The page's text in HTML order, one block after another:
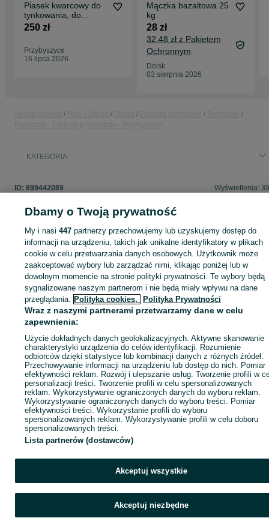
Piasek kwarcowy do
tynkowania, do
trawników, do fug
250 zł
Przybyszyce
16 lipca 2026
Mączka bazaltowa 25
kg
28 zł
32,48 zł z Pakietem
Ochronnym
Dolsk
03 sierpnia 2026
KATEGORIA
ID: 899442089 Wyświetlenia:
Zaloguj się lub załóż konto na OLX, aby skontaktować się z
sprzedającym
Zaloguj się / Załóż konto
Zadzwoń / SMS
Dbamy o Twoją prywatność
My i nasi447 partnerzy przechowujemy lub uzyskujemy dostęp do
informacji na urządzeniu, takich jak unikalne identyfikatory w plikach
cookie w celu przetwarzania danych osobowych. Użytkownik może
zaakceptować wybory lub zarządzać nimi, klikając poniżej lub w
dowolnym momencie na stronie polityki prywatności. Te wybory będą
sygnalizowane naszym partnerom i nie będą miały wpływu na dane
przeglądania. Polityka cookies, Polityka Prywatności
Wraz z naszymi partnerami przetwarzamy dane w celu
zapewnienia:
Użycie dokładnych danych geolokalizacyjnych. Aktywne skanowanie
charakterystyki urządzenia do celów identyfikacji. Rozumienie
odbiorców dzięki statystyce lub kombinacji danych z różnych źródeł.
Przechowywanie informacji na urządzeniu lub dostęp do nich. Pomiar
efektywności reklam. Rozwój i ulepszanie usług. Tworzenie profili w
personalizacji treści. Tworzenie profili w celu spersonalizowanych
reklam. Wykorzystywanie ograniczonych danych do wyboru reklam.
Wykorzystywanie ograniczonych danych do wyboru treści. Pomiar
efektywności treści. Wykorzystanie profili do wyboru
spersonalizowanych reklam. Wykorzystywanie profili w celu doboru
spersonalizowanych treści.
Lista partnerów (dostawców)
Akceptuj wszystkie
Akceptuj niezbędne